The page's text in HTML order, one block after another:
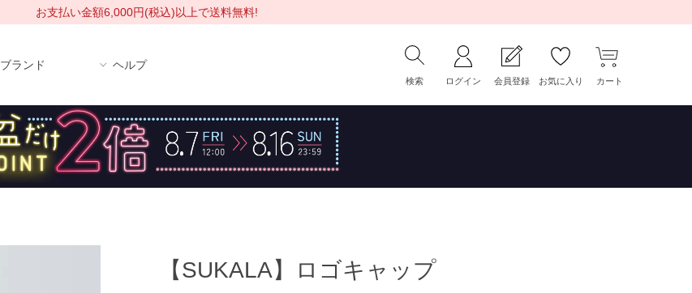
お支払い金額6,000円(税込)以上で送料無料!
ブランド ヘルプ
検索 ログイン 会員登録 お気に入り カート
【SUKALA】ロゴキャップ